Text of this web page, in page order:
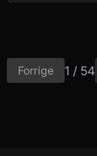
Forrige 1 / 54